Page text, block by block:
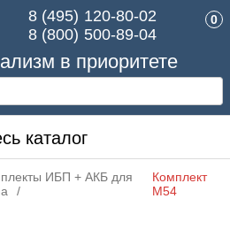
в приоритете
8 (495) 120-80-02
8 (800) 500-89-04
0
каталог
ИБП + АКБ для
Комплект
M54